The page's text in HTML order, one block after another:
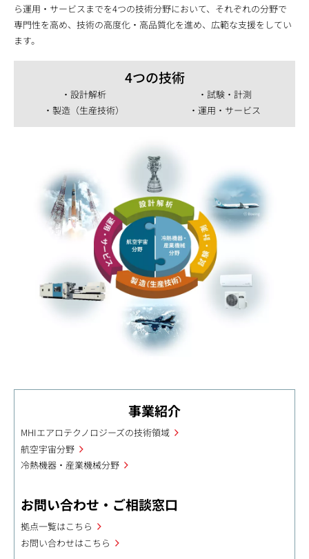
ら運用・サービスまでを4つの技術分野において、それぞれの分野で
専門性を高め、技術の高度化・高品質化を進め、広範な支援をしてい
ます。
4つの技術
・設計解析
・試験・計測
・製造（生産技術）
・運用・サービス
事業紹介
MHIエアロテクノロジーズの技術領域
航空宇宙分野
冷熱機器・産業機械分野
お問い合わせ・ご相談窓口
拠点一覧はこちら
お問い合わせはこちら